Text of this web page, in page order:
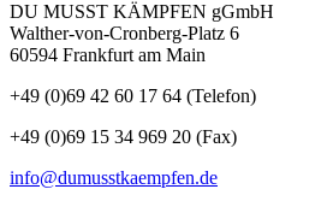
DU MUSST KÄMPFEN gGmbH
Walther-von-Cronberg-Platz 6
60594 Frankfurt am Main
+49 (0)69 42 60 17 64 (Telefon)
+49 (0)69 15 34 969 20 (Fax)
info@dumusstkaempfen.de